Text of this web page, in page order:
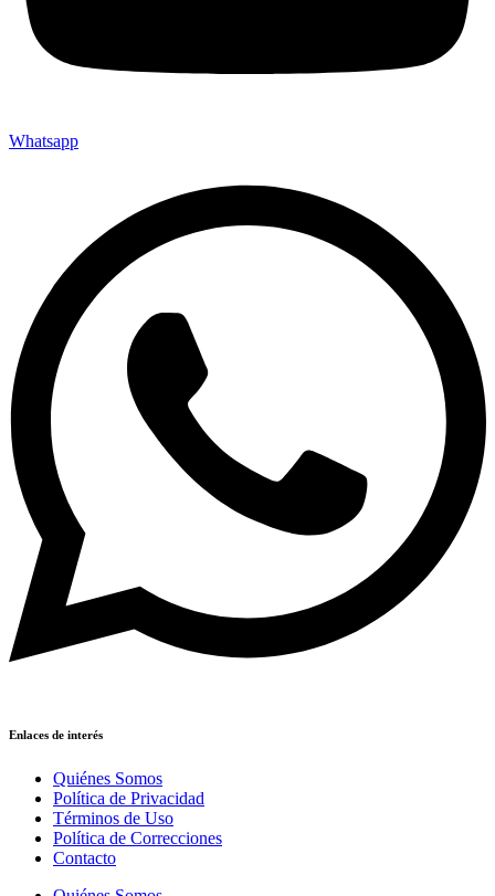
Whatsapp
Enlaces de interés
Quiénes Somos
Política de Privacidad
Términos de Uso
Política de Correcciones
Contacto